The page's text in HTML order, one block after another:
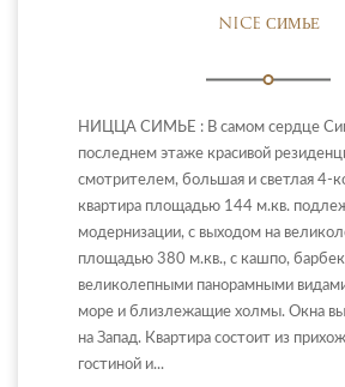
NICE СИМЬЕ
НИЦЦА СИМЬЕ : В самом сердце
последнем этаже красивой
смотрителем, большая и светлая 4-
квартира площадью 144 м.кв.
модернизации, с выходом на
площадью 380 м.кв., с кашпо,
великолепными панорамными
море и близлежащие холмы. Окна
на Запад. Квартира состоит из
гостиной и...